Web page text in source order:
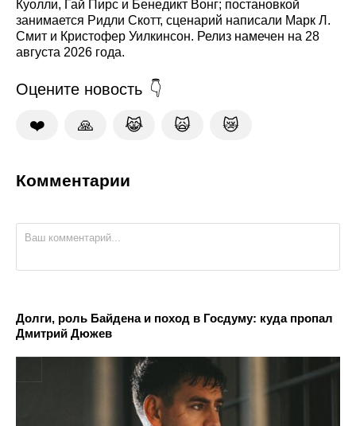
Куолли, Гай Пирс и Бенедикт Вонг; постановкой
занимается Ридли Скотт, сценарий написали Марк Л.
Смит и Кристофер Уилкинсон. Релиз намечен на 28
августа 2026 года.
Оцените новость
❤️ 🙏 😹 🙀 😿
Комментарии
Долги, роль Байдена и поход в Госдуму: куда пропал
Дмитрий Дюжев